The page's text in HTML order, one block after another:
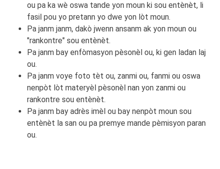
ou pa ka wè oswa tande yon moun ki sou entènèt, li
fasil pou yo pretann yo dwe yon lòt moun.
Pa janm janm, dakò jwenn ansanm ak yon moun ou
"rankontre" sou entènèt.
Pa janm bay enfòmasyon pèsonèl ou, ki gen ladan laj
ou.
Pa janm voye foto tèt ou, zanmi ou, fanmi ou oswa
nenpòt lòt materyèl pèsonèl nan yon zanmi ou
rankontre sou entènèt.
Pa janm bay adrès imèl ou bay nenpòt moun sou
entènèt la san ou pa premye mande pèmisyon paran
ou.